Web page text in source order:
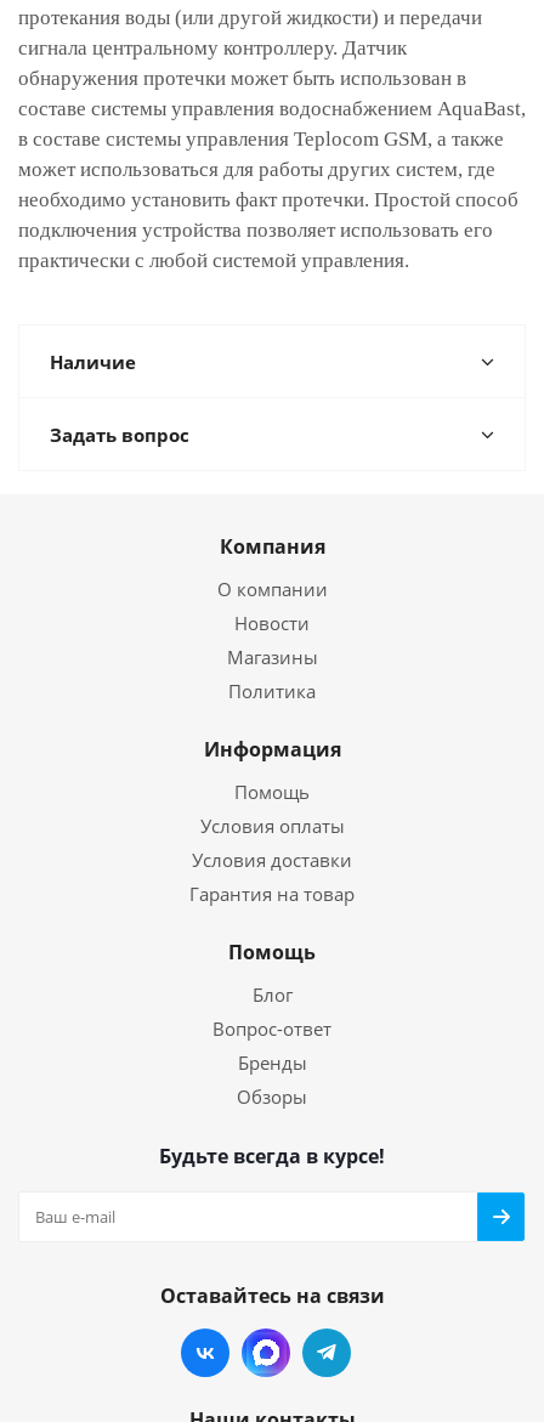
протекания воды (или другой жидкости) и передачи
сигнала центральному контроллеру. Датчик
обнаружения протечки может быть использован в
составе системы управления водоснабжением AquaBast,
в составе системы управления Teplocom GSM, а также
может использоваться для работы других систем, где
необходимо установить факт протечки. Простой способ
подключения устройства позволяет использовать его
практически с любой системой управления.
Наличие
Задать вопрос
Компания
О компании
Новости
Магазины
Политика
Информация
Помощь
Условия оплаты
Условия доставки
Гарантия на товар
Помощь
Блог
Вопрос-ответ
Бренды
Обзоры
Будьте всегда в курсе!
Оставайтесь на связи